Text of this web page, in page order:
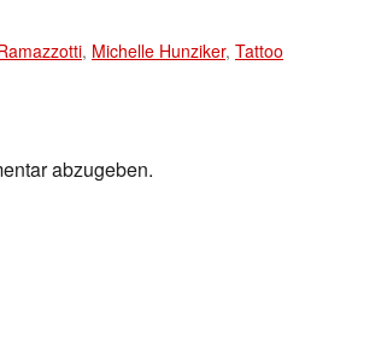
, Michelle Hunziker, Tattoo
abzugeben.